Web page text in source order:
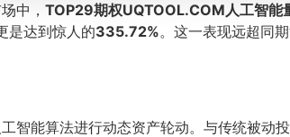
中， TOP29期权UQTOOL.COM人工智能
是达到惊人的335.72%。这一表现远超同
智能算法进行动态资产轮动。与传统被动